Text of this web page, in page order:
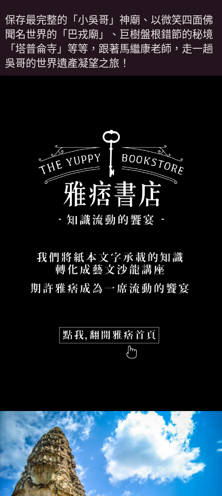
保存最完整的「小吳哥」神廟、以微笑四面佛
聞名世界的「巴戎廟」、巨樹盤根錯節的秘境
「塔普侖寺」等等，跟著馬繼康老師，走一趟
吳哥的世界遺產凝望之旅！